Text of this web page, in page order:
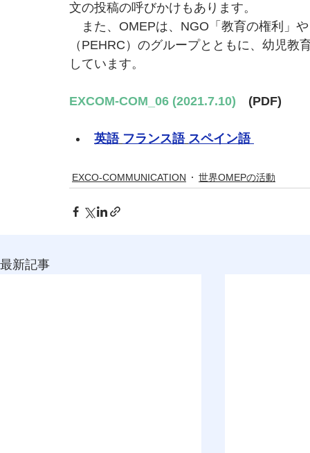
文の投稿の呼びかけもあります。
また、OMEPは、NGO「教育の権利」
（PEHRC）のグループとともに、幼児
しています。
EXCOM-COM_06 (2021.7.10) (PDF)
英語 フランス語 スペイン語
EXCO-COMMUNICATION 世界OMEPの活動
最新記事